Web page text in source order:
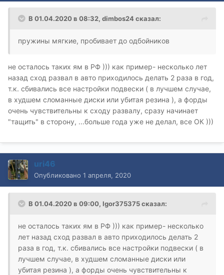
В 01.04.2020 в 08:32, dimbos24сказал:
пружины мягкие, пробивает до одбойников
не осталось таких ям в РФ ))) как пример- несколько лет
назад сход развал в авто приходилось делать 2 раза в год,
т.к. сбивались все настройки подвески ( в лучшем случае,
в худшем сломанные диски или убитая резина ), а форды
очень чувствительны к сходу развалу, сразу начинает
"тащить" в сторону, ...больше года уже не делал, все ОК )))
uri46
Опубликовано 1 апреля, 2020
В 01.04.2020 в 09:00, Igor375375сказал:
не осталось таких ям в РФ ))) как пример- несколько
лет назад сход развал в авто приходилось делать 2
раза в год, т.к. сбивались все настройки подвески ( в
лучшем случае, в худшем сломанные диски или
убитая резина ), а форды очень чувствительны к